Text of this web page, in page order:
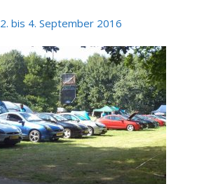
2. bis 4. September 2016